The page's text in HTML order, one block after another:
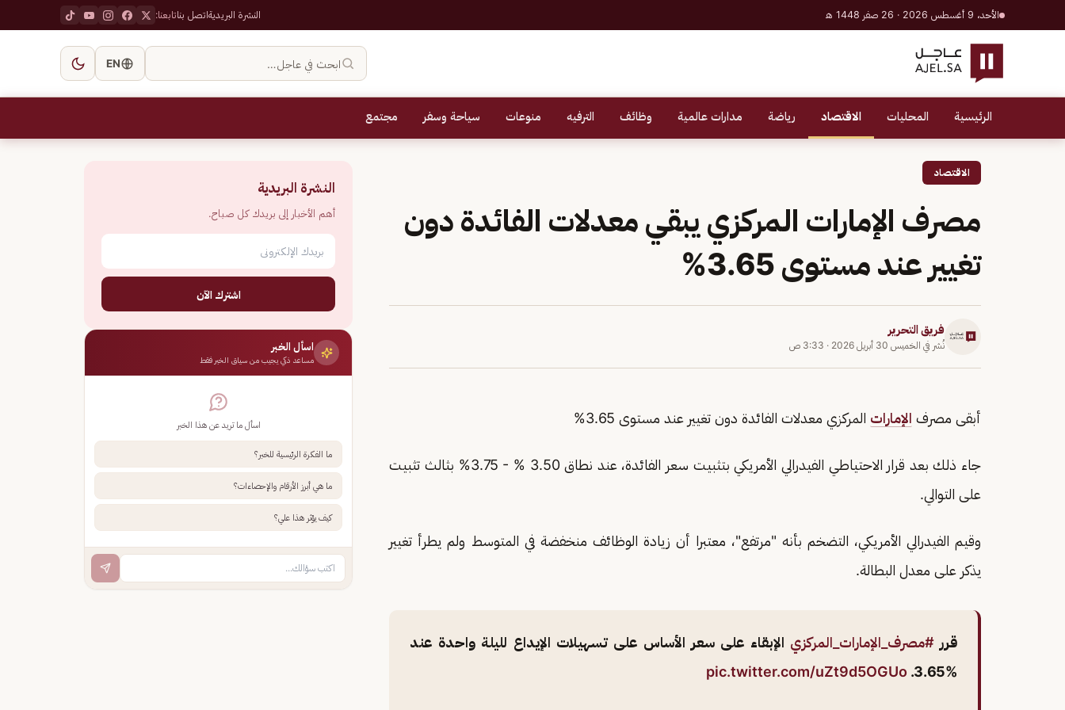
الأحد، 9 أغسطس 2026 · 26 صفر 1448 هـ النشرة البريديةاتصل بناتابعنا:
ابحث في عاجل… EN
الرئيسية المحليات الاقتصاد رياضة مدارات عالمية وظائف الترفيه منوعات سياحة وسفر مجتمع
الاقتصاد
مصرف الإمارات المركزي يبقي معدلات الفائدة دون
تغيير عند مستوى 3.65%
فريق التحرير
نُشر في الخميس 30 أبريل 2026 · 3:33 ص
أبقى مصرف الإمارات المركزي معدلات الفائدة دون تغيير عند مستوى 3.65%
جاء ذلك بعد قرار الاحتياطي الفيدرالي الأمريكي بتثبيت سعر الفائدة، عند نطاق 3.50 % - 3.75% بثالث تثبيت
على التوالي.
وقيم الفيدرالي الأمريكي، التضخم بأنه "مرتفع"، معتبرا أن زيادة الوظائف منخفضة في المتوسط ولم يطرأ تغيير
يذكر على معدل البطالة.
قرر#مصرف_الإمارات_المركزي الإبقاء على سعر الأساس على تسهيلات الإيداع لليلة واحدة عند
%3.65.
pic.twitter.com/uZt9d5OGUo
النشرة البريدية
أهم الأخبار إلى بريدك كل صباح.
اشترك الآن
اسأل الخبر
مساعد ذكي يجيب من سياق الخبر فقط
اسأل ما تريد عن هذا الخبر
ما الفكرة الرئيسية للخبر؟
ما هي أبرز الأرقام والإحصاءات؟
كيف يؤثر هذا علي؟